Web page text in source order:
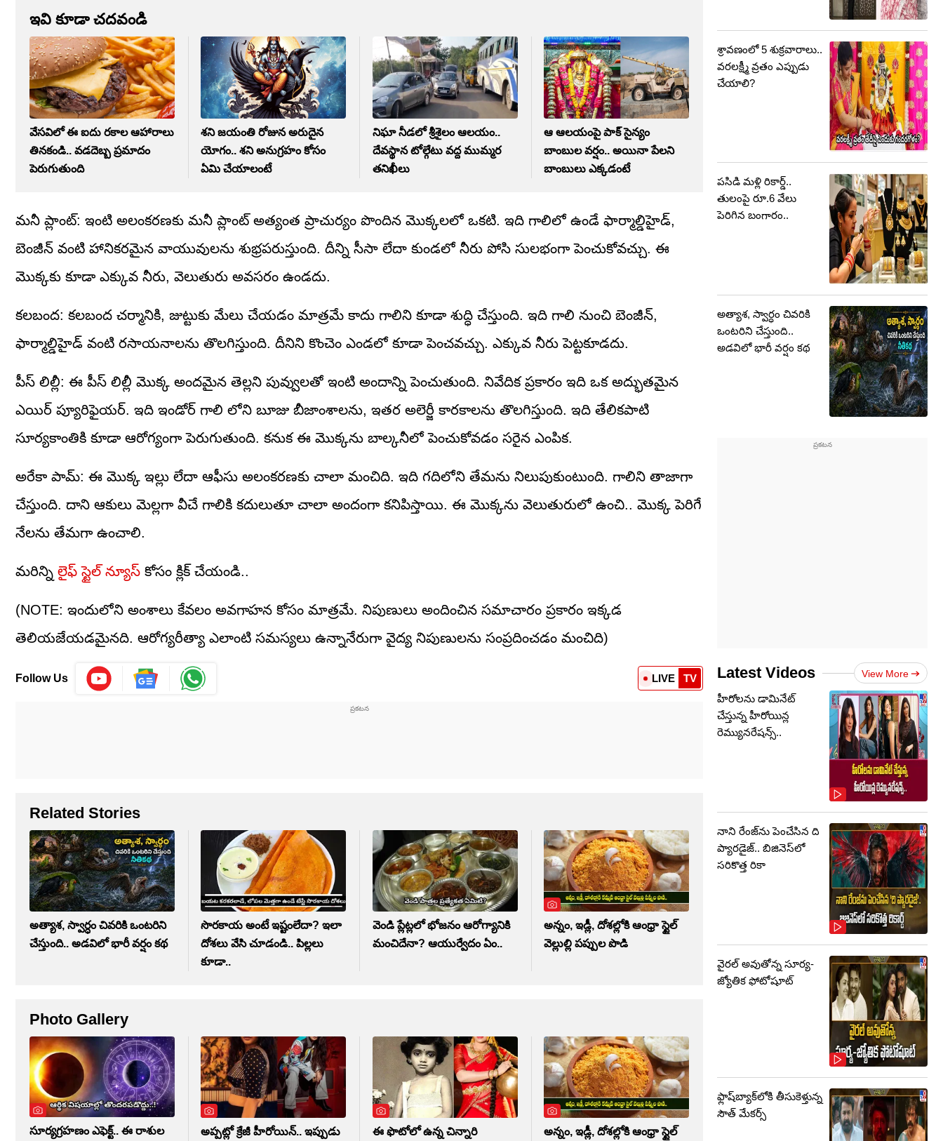
ఇవి కూడా చదవండి
వేసవిలో ఈ ఐదు రకాల ఆహారాలు
తినకండి.. వడదెబ్బ ప్రమాదం
పెరుగుతుంది
శని జయంతి రోజున అరుదైన
యోగం.. శని అనుగ్రహం కోసం
ఏమి చేయాలంటే
నిఘా నీడలో శ్రీశైలం ఆలయం..
దేవస్థాన టోల్గేటు వద్ద ముమ్మర
తనిఖీలు
ఆ ఆలయంపై పాక్ సైన్యం
బాంబుల వర్షం.. అయినా పేలని
బాంబులు ఎక్కడంటే
మనీ ప్లాంట్: ఇంటి అలంకరణకు మనీ ప్లాంట్ అత్యంత ప్రాచుర్యం పొందిన మొక్కలలో ఒకటి. ఇది గాలిలో ఉండే ఫార్మాల్డిహైడ్,
బెంజీన్ వంటి హానికరమైన వాయువులను శుభ్రపరుస్తుంది. దీన్ని సీసా లేదా కుండలో నీరు పోసి సులభంగా పెంచుకోవచ్చు. ఈ
మొక్కకు కూడా ఎక్కువ నీరు, వెలుతురు అవసరం ఉండదు.
కలబంద: కలబంద చర్మానికి, జుట్టుకు మేలు చేయడం మాత్రమే కాదు గాలిని కూడా శుద్ధి చేస్తుంది. ఇది గాలి నుంచి బెంజీన్,
ఫార్మాల్డిహైడ్ వంటి రసాయనాలను తొలగిస్తుంది. దీనిని కొంచెం ఎండలో కూడా పెంచవచ్చు. ఎక్కువ నీరు పెట్టకూడదు.
పీస్ లిల్లీ: ఈ పీస్ లిల్లీ మొక్క అందమైన తెల్లని పువ్వులతో ఇంటి అందాన్ని పెంచుతుంది. నివేదిక ప్రకారం ఇది ఒక అద్భుతమైన
ఎయిర్ ప్యూరిఫైయర్. ఇది ఇండోర్ గాలి లోని బూజు బీజాంశాలను, ఇతర అలెర్జీ కారకాలను తొలగిస్తుంది. ఇది తేలికపాటి
సూర్యకాంతికి కూడా ఆరోగ్యంగా పెరుగుతుంది. కనుక ఈ మొక్కను బాల్కనీలో పెంచుకోవడం సరైన ఎంపిక.
అరేకా పామ్: ఈ మొక్క ఇల్లు లేదా ఆఫీసు అలంకరణకు చాలా మంచిది. ఇది గదిలోని తేమను నిలుపుకుంటుంది. గాలిని తాజాగా
చేస్తుంది. దాని ఆకులు మెల్లగా వీచే గాలికి కదులుతూ చాలా అందంగా కనిపిస్తాయి. ఈ మొక్కను వెలుతురులో ఉంచి.. మొక్క పెరిగే
నేలను తేమగా ఉంచాలి.
మరిన్ని లైఫ్ స్టైల్ న్యూస్ కోసం క్లిక్ చేయండి..
(NOTE: ఇందులోని అంశాలు కేవలం అవగాహన కోసం మాత్రమే. నిపుణులు అందించిన సమాచారం ప్రకారం ఇక్కడ
తెలియజేయడమైనది. ఆరోగ్యరీత్యా ఎలాంటి సమస్యలు ఉన్నానేరుగా వైద్య నిపుణులను సంప్రదించడం మంచిది)
Follow Us LIVE TV
Related Stories
అత్యాశ, స్వార్ధం చివరికి ఒంటరిని
చేస్తుంది.. అడవిలో భారీ వర్షం కథ
సొరకాయ అంటే ఇష్టంలేదా? ఇలా
దోశలు వేసి చూడండి.. పిల్లలు
కూడా..
వెండి ప్లేట్లలో భోజనం ఆరోగ్యానికి
మంచిదేనా? ఆయుర్వేదం ఏం..
అన్నం, ఇడ్లీ, దోశల్లోకి ఆంధ్రా స్టైల్
వెల్లుల్లి పప్పుల పొడి
Photo Gallery
సూర్యగ్రహణం ఎఫెక్ట్.. ఈ రాశుల అప్పట్లో క్రేజీ హీరోయిన్.. ఇప్పుడు ఈ ఫొటోలో ఉన్న చిన్నారి అన్నం, ఇడ్లీ, దోశల్లోకి ఆంధ్రా స్టైల్
శ్రావణంలో 5 శుక్రవారాలు..
వరలక్ష్మీ వ్రతం ఎప్పుడు
చేయాలి?
పసిడి మళ్లి రికార్డ్‌..
తులంపై రూ.6 వేలు
పెరిగిన బంగారం..
అత్యాశ, స్వార్ధం చివరికి
ఒంటరిని చేస్తుంది..
అడవిలో భారీ వర్షం కథ
Latest Videos View More
హీరోలను డామినేట్
చేస్తున్న హీరోయిన్ల
రెమ్యునరేషన్స్..
నాని రేంజ్‌ను పెంచేసిన ది
ప్యారడైజ్.. బిజినెస్‌లో
సరికొత్త రికా
వైరల్ అవుతోన్న సూర్య-
జ్యోతిక ఫోటోషూట్
ఫ్లాష్‌బ్యాక్‌లోకి తీసుకెళ్తున్న
సౌత్‌ మేకర్స్‌